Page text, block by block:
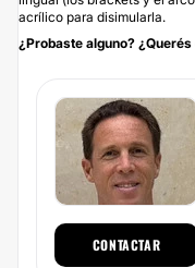
acrílico para disimularla.
¿Probaste alguno?
CONTACTAR